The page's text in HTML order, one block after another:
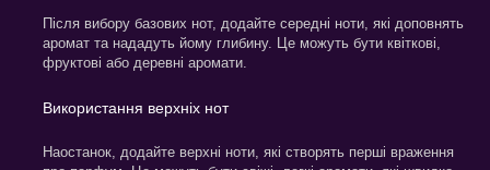
Після вибору базових нот, додайте середні ноти, які доповнять
аромат та нададуть йому глибину. Це можуть бути квіткові,
фруктові або деревні аромати.
Використання верхніх нот
Наостанок, додайте верхні ноти, які створять перші враження